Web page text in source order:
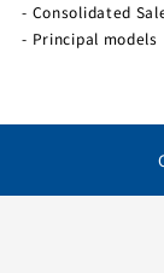
Consolidated
Principal models